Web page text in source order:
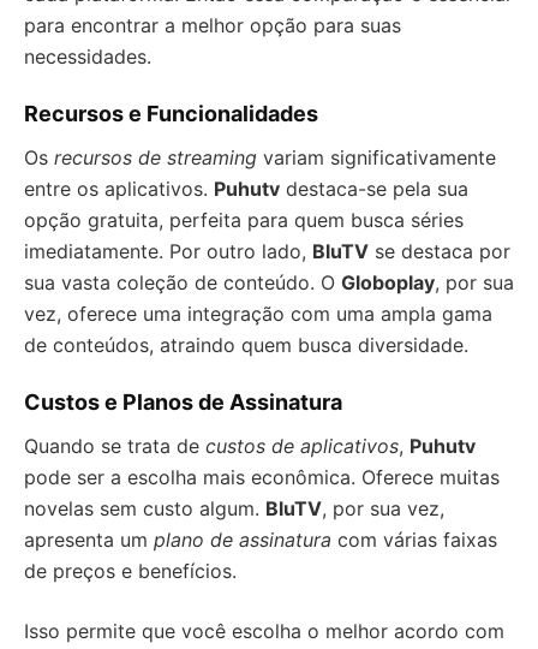
para encontrar a melhor opção para suas
necessidades.
Recursos e Funcionalidades
Os recursos de streaming variam significativamente
entre os aplicativos. Puhutv destaca-se pela sua
opção gratuita, perfeita para quem busca séries
imediatamente. Por outro lado, BluTV se destaca por
sua vasta coleção de conteúdo. O Globoplay, por sua
vez, oferece uma integração com uma ampla gama
de conteúdos, atraindo quem busca diversidade.
Custos e Planos de Assinatura
Quando se trata de custos de aplicativos, Puhutv
pode ser a escolha mais econômica. Oferece muitas
novelas sem custo algum. BluTV, por sua vez,
apresenta um plano de assinatura com várias faixas
de preços e benefícios.
Isso permite que você escolha o melhor acordo com